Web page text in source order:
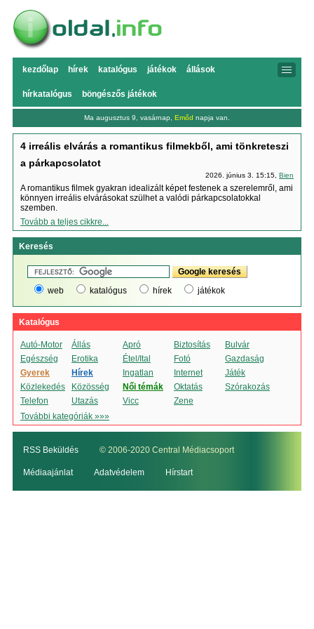
kezdőlap hírek katalógus játékok állások
hírkatalógus böngészős játékok
Ma augusztus 9, vasárnap, Emőd napja van.
4 irreális elvárás a romantikus filmekből, ami tönkreteszi
a párkapcsolatot
2026. június 3. 15:15,Bien
A romantikus filmek gyakran idealizált képet festenek a szerelemről, ami
könnyen irreális elvárásokat szülhet a valódi párkapcsolatokkal
szemben.
Tovább a teljes cikkre...
Keresés
web katalógus hírek játékok
Katalógus
Autó-Motor Állás Apró Biztosítás
Bulvár
Egészség
Erotika Étel/Ital Fotó
Gazdaság
Gyerek
Hírek Ingatlan Internet
Játék
Közlekedés
Közösség Női témák Oktatás
Szórakozás
Telefon
Utazás Vicc
Zene
További kategóriák »»»
RSS Beküldés © 2006-2020 Central Médiacsoport
Médiaajánlat Adatvédelem Hírstart